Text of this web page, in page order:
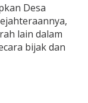
Desa
lain dalam
bijak dan